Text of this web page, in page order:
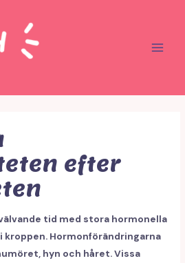
efter
tid med stora hormonella
kroppen. Hormonförändringarna
hyn och håret. Vissa